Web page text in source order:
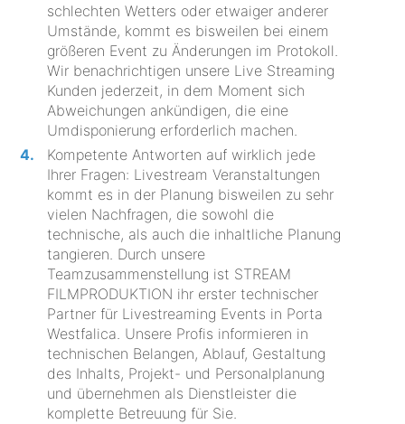
schlechten Wetters oder etwaiger anderer
Umstände, kommt es bisweilen bei einem
größeren Event zu Änderungen im Protokoll.
Wir benachrichtigen unsere Live Streaming
Kunden jederzeit, in dem Moment sich
Abweichungen ankündigen, die eine
Umdisponierung erforderlich machen.
Kompetente Antworten auf wirklich jede
Ihrer Fragen: Livestream Veranstaltungen
kommt es in der Planung bisweilen zu sehr
vielen Nachfragen, die sowohl die
technische, als auch die inhaltliche Planung
tangieren. Durch unsere
Teamzusammenstellung ist STREAM
FILMPRODUKTION ihr erster technischer
Partner für Livestreaming Events in Porta
Westfalica. Unsere Profis informieren in
technischen Belangen, Ablauf, Gestaltung
des Inhalts, Projekt- und Personalplanung
und übernehmen als Dienstleister die
komplette Betreuung für Sie.